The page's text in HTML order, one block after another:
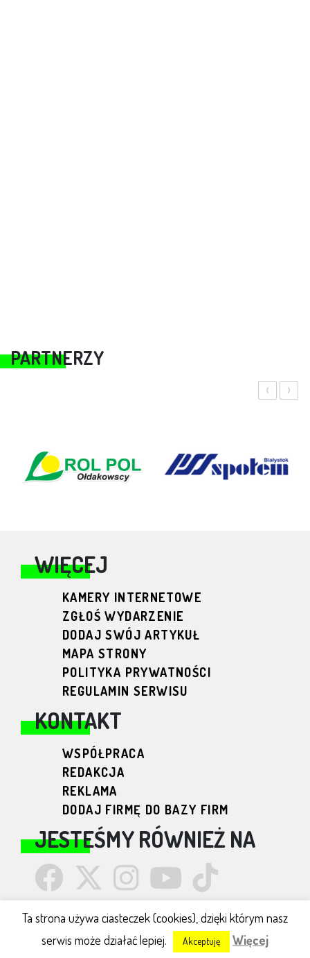
PARTNERZY
‹ ›
WIĘCEJ
KAMERY INTERNETOWE
ZGŁOŚ WYDARZENIE
DODAJ SWÓJ ARTYKUŁ
MAPA STRONY
POLITYKA PRYWATNOŚCI
REGULAMIN SERWISU
KONTAKT
WSPÓŁPRACA
REDAKCJA
REKLAMA
DODAJ FIRMĘ DO BAZY FIRM
JESTEŚMY RÓWNIEŻ NA
Podlaskie24 © 2026
Ta strona używa ciasteczek (cookies), dzięki którym nasz
serwis może działać lepiej.
Akceptuję Więcej